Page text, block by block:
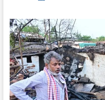
पर
लगा
ब्रेक,
सिंगल
विंडो
ने
कम
की
दूरी